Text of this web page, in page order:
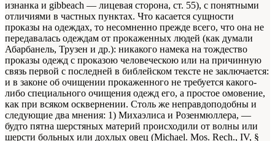
изнанка и gibbeach — лицевая сторона, ст. 55), с понятными
отличиями в частных пунктах. Что касается сущности
проказы на одеждах, то несомненно прежде всего, что она не
передавалась одеждам от прокаженных людей (как думали
Абарбанель, Трузен и др.): никакого намека на тождество
проказы одежд с проказою человеческою или на причинную
связь первой с последней в библейском тексте не заключается:
и в законе об очищении прокаженного не требуется какого-
либо специального очищения одежд его, а простое омовение,
как при всяком осквернении. Столь же неправдоподобны и
следующие два мнения: 1) Михаэлиса и Розенмюллера, —
будто пятна шерстяных материй происходили от волны или
шерсти больных или дохлых овец (Michael. Mos. Rech., IV, §